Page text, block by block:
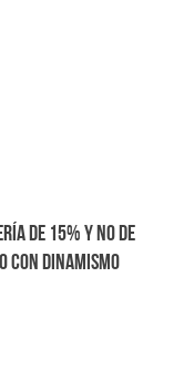
de 15% y no de
con dinamismo